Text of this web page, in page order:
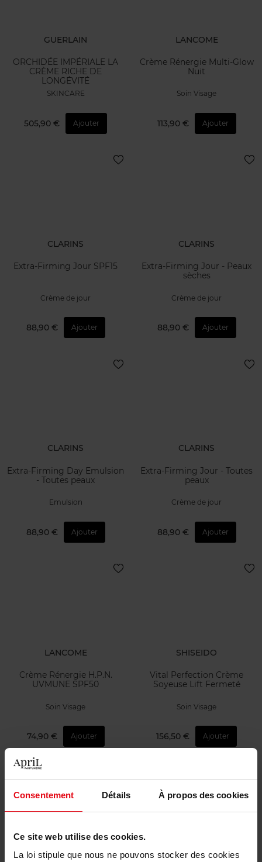
Consentement Détails À propos des cookies
Ce site web utilise des cookies.
La loi stipule que nous ne pouvons stocker des cookies
GUERLAIN
ORCHIDÉE IMPÉRIALE LA
CRÈME RICHE DE
LONGÉVITÉ
SKINCARE
505,90 € Ajouter
LANCOME
Crème Rénergie Multi-Glow
Nuit
Soin Visage
113,90 € Ajouter
CLARINS
Extra-Firming Jour SPF15
Crème de jour
88,90 € Ajouter
CLARINS
Extra-Firming Jour - Peaux
sèches
Crème de jour
88,90 € Ajouter
CLARINS
Extra-Firming Day Emulsion
- Toutes peaux
Emulsion
88,90 € Ajouter
CLARINS
Extra-Firming Jour - Toutes
peaux
Crème de jour
88,90 € Ajouter
LANCOME
Crème Rénergie H.P.N.
UVMUNE SPF50
Soin Visage
74,90 € Ajouter
SHISEIDO
Vital Perfection Crème
Soyeuse Lift Fermeté
Soin Visage
156,50 € Ajouter
SISLEY ANNAYAKE